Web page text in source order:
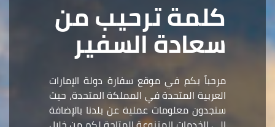
كلمة ترحيب من
سعادة السفير
مرحباً بكم في موقع سفارة دولة الإمارات
العربية المتحدة في المملكة المتحدة، حيث
ستجدون معلومات عملية عن بلدنا بالإضافة